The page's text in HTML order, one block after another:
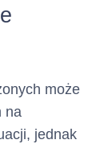
oraz (iii) opłat
za
(ii) opłat
i
może
na
jednak